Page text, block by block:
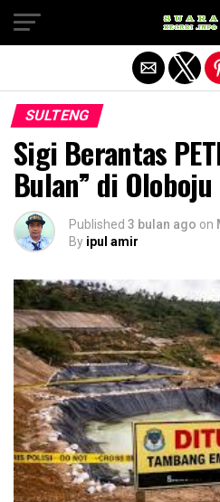
SULTENG
Sigi Berantas
Bulan” di
Published 3 bulan ago on
By ipul amir
Exit mobile